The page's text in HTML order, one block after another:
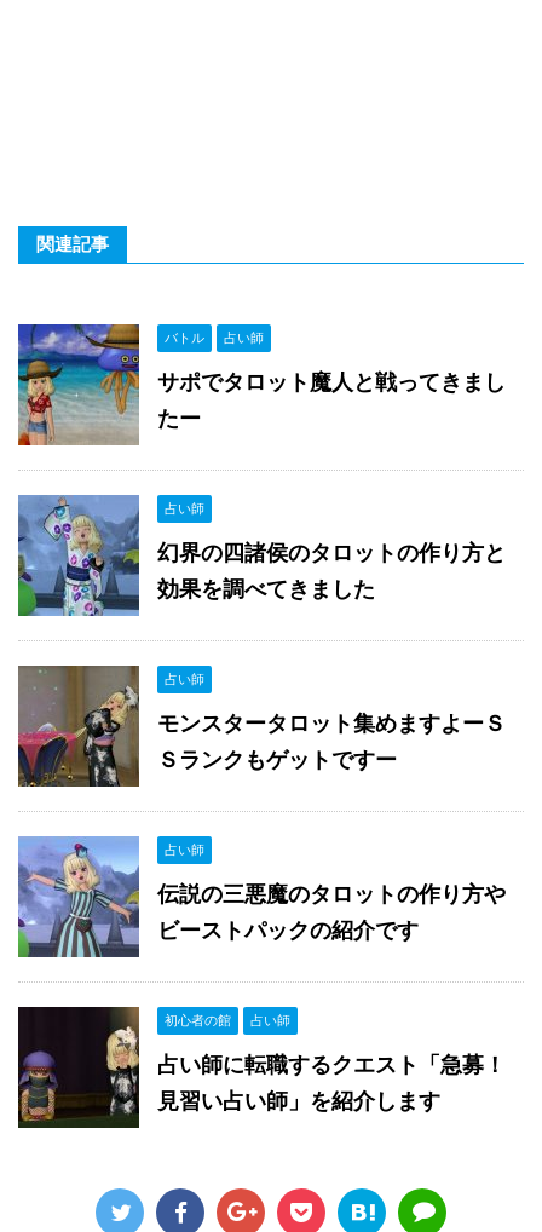
関連記事
バトル 占い師
サポでタロット魔人と戦ってきまし
たー
占い師
幻界の四諸侯のタロットの作り方と
効果を調べてきました
占い師
モンスタータロット集めますよーＳ
Ｓランクもゲットですー
占い師
伝説の三悪魔のタロットの作り方や
ビーストパックの紹介です
初心者の館 占い師
占い師に転職するクエスト「急募！
見習い占い師」を紹介します